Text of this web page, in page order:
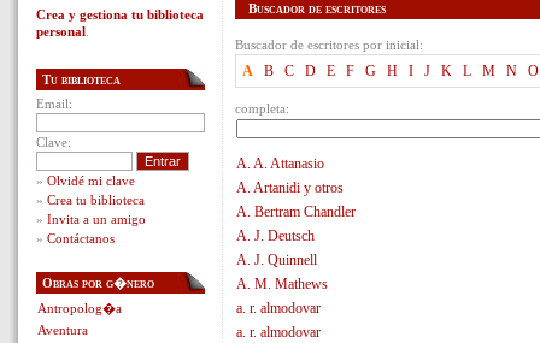
Buscador de escritores
Buscador de escritores por inicial:
A B C D E F G H I J K L M N O
completa:
A. A. Attanasio
A. Artanidi y otros
A. Bertram Chandler
A. J. Deutsch
A. J. Quinnell
A. M. Mathews
a. r. almodovar
a. r. almodovar
Crea y gestiona tu biblioteca
personal
Tu biblioteca
Email:
Clave:
» Olvidé mi clave
» Crea tu biblioteca
» Invita a un amigo
» Contáctanos
Obras por g�nero
Antropolog�a
Aventura